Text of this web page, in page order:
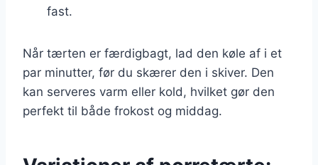
fast.
Når tærten er færdigbagt, lad den køle af i et
par minutter, før du skærer den i skiver. Den
kan serveres varm eller kold, hvilket gør den
perfekt til både frokost og middag.